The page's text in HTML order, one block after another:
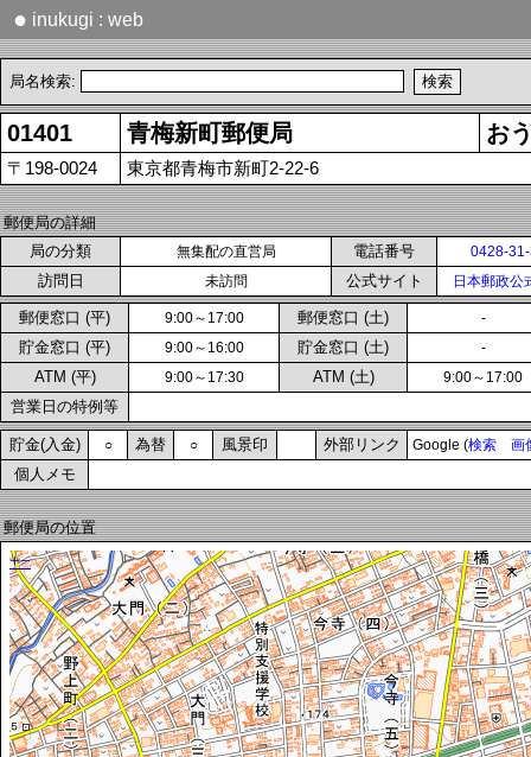
● inukugi : web
局名検索:
01401 青梅新町郵便局 お
〒198-0024 東京都青梅市新町2-22-6
郵便局の詳細
局の分類
無集配の直営局 電話番号 0428-
訪問日 未訪問 公式サイト 日本郵政公
郵便窓口 (平) 9:00～17:00 郵便窓口 (土) -
貯金窓口 (平) 9:00～16:00 貯金窓口 (土) -
ATM (平) 9:00～17:30 ATM (土) 9:00～17:00
営業日の特例等
貯金(入金) ○ 為替 ○ 風景印 外部リンク Google (検索 画
個人メモ
郵便局の位置